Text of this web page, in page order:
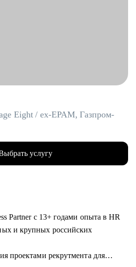
Eight / ex-EPAM, Газпром-
услугу
Partner с 13+ годами опыта в HR
и крупных российских
проектами рекрутмента для